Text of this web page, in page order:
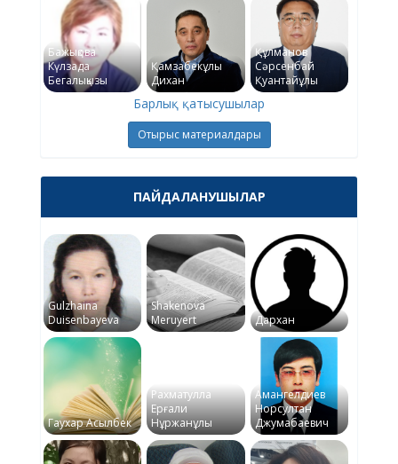
Бажықова
Күлзада
Бегалықызы
Қамзабекұлы
Дихан
Құлманов
Сәрсенбай
Қуантайұлы
Барлық қатысушылар
Отырыс материалдары
ПАЙДАЛАНУШЫЛАР
Gulzhaina
Duisenbayeva
Shakenova
Meruyert
Дархан
Гаухар Асылбек
Рахматулла
Ерғали
Нұржанұлы
Амангелдиев
Норсултан
Джумабаевич